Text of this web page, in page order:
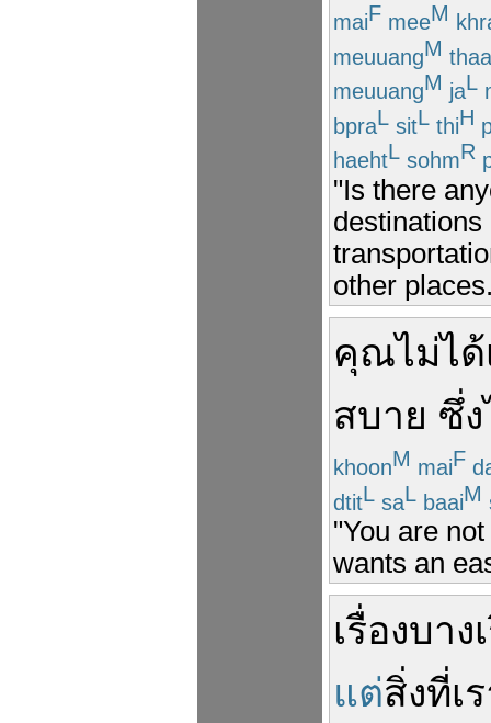
maiF meeM
meuuangM
meuuangM jaL
bpraL sitL thiH
haehtL sohmR
"Is there
other
คุณไม่ได้
สบาย ซึ่ง
khoonM maiF
dtitL saL baaiM
"You are
wants an
เรื่องบาง
แต่สิ่งที่เ